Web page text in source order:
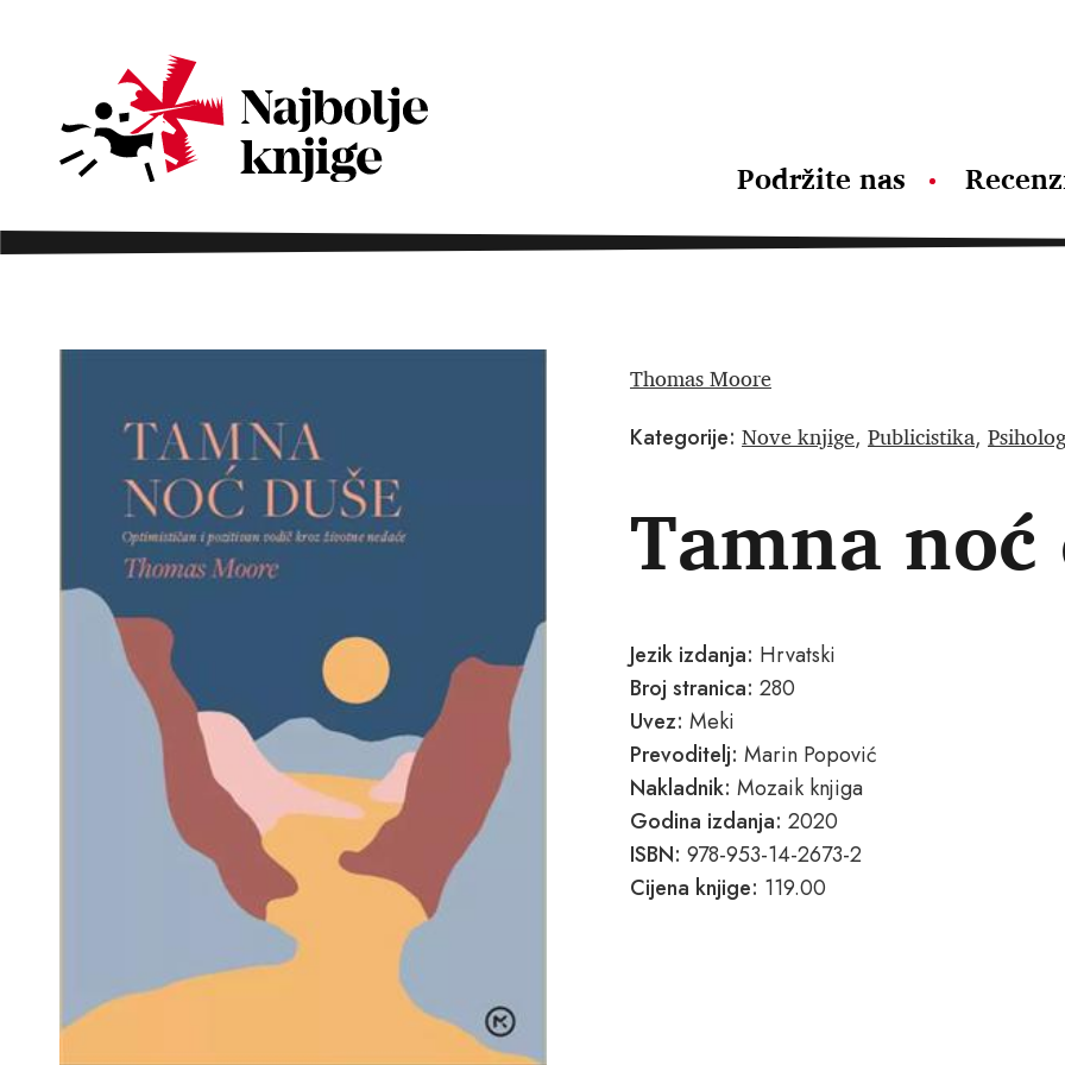
Podržite nas
Thomas Moore
Kategorije: Nove knjige, Publicistika,
Tamna noć
Jezik izdanja: Hrvatski
Broj stranica: 280
Uvez: Meki
Prevoditelj: Marin Popović
Nakladnik: Mozaik knjiga
Godina izdanja: 2020
ISBN: 978-953-14-2673-2
Cijena knjige: 119.00